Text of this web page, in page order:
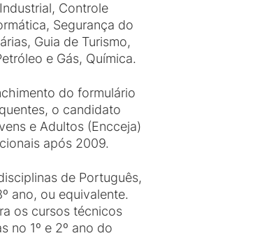
Controle
Segurança do
Guia de Turismo,
e Gás, Química.
do formulário
o candidato
e Adultos (Encceja)
após 2009.
de Português,
ano, ou equivalente.
os cursos técnicos
no 1º e 2º ano do